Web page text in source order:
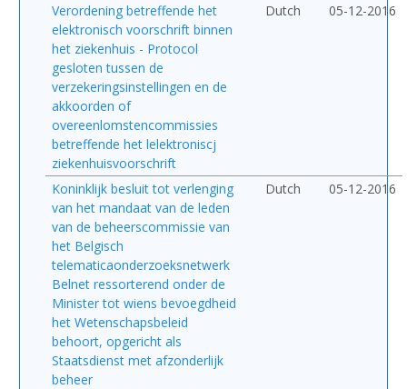
Verordening betreffende het
elektronisch voorschrift binnen
het ziekenhuis - Protocol
gesloten tussen de
verzekeringsinstellingen en de
akkoorden of
overeenlomstencommissies
betreffende het lelektroniscj
ziekenhuisvoorschrift
Dutch 05-12-2016
Koninklijk besluit tot verlenging
van het mandaat van de leden
van de beheerscommissie van
het Belgisch
telematicaonderzoeksnetwerk
Belnet ressorterend onder de
Minister tot wiens bevoegdheid
het Wetenschapsbeleid
behoort, opgericht als
Staatsdienst met afzonderlijk
beheer
Dutch 05-12-2016